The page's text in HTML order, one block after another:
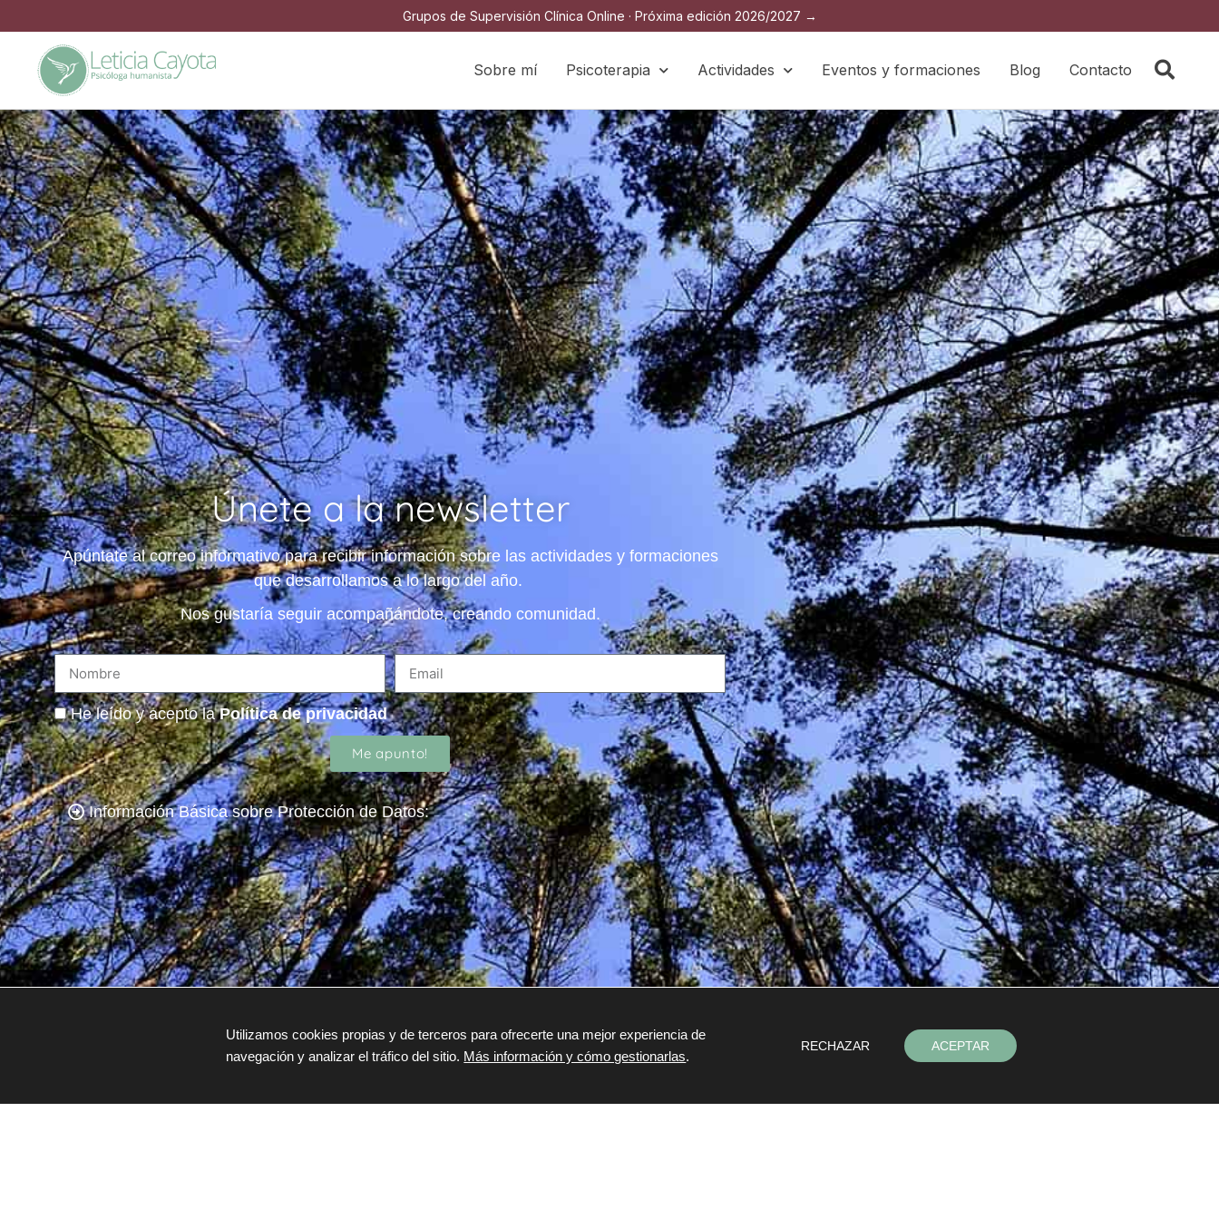
Grupos de Supervisión Clínica Online · Próxima edición 2026/2027 →
Sobre mí Psicoterapia Actividades Eventos y formaciones Blog Contacto
Únete a la newsletter
Apúntate al correo informativo para recibir información sobre las actividades y formaciones
que desarrollamos a lo largo del año.
Nos gustaría seguir acompañándote, creando comunidad.
He leído y acepto laPolítica de privacidad
Me apunto!
Información Básica sobre Protección de Datos:
Utilizamos cookies propias y de terceros para ofrecerte una mejor experiencia de
navegación y analizar el tráfico del sitio. Más información y cómo gestionarlas.
ACEPTAR
RECHAZAR